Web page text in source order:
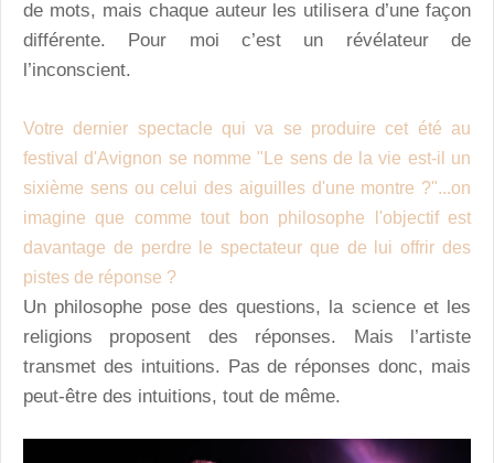
de mots, mais chaque auteur les utilisera d’une façon
différente. Pour moi c’est un révélateur de
l’inconscient.
Votre dernier spectacle qui va se produire cet été au
festival d'Avignon se nomme "Le sens de la vie est-il un
sixième sens ou celui des aiguilles d'une montre ?"...on
imagine que comme tout bon philosophe l'objectif est
davantage de perdre le spectateur que de lui offrir des
pistes de réponse ?
Un philosophe pose des questions, la science et les
religions proposent des réponses. Mais l’artiste
transmet des intuitions. Pas de réponses donc, mais
peut-être des intuitions, tout de même.